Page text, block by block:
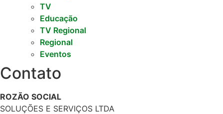
TV
Educação
TV Regional
Regional
Eventos
Contato
ROZÃO SOCIAL
SOLUÇÕES E SERVIÇOS LTDA